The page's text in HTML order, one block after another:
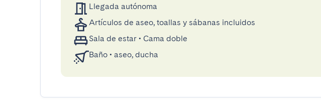
Llegada autónoma
Artículos de aseo, toallas y sábanas incluidos
Sala de estar • Cama doble
Baño • aseo, ducha